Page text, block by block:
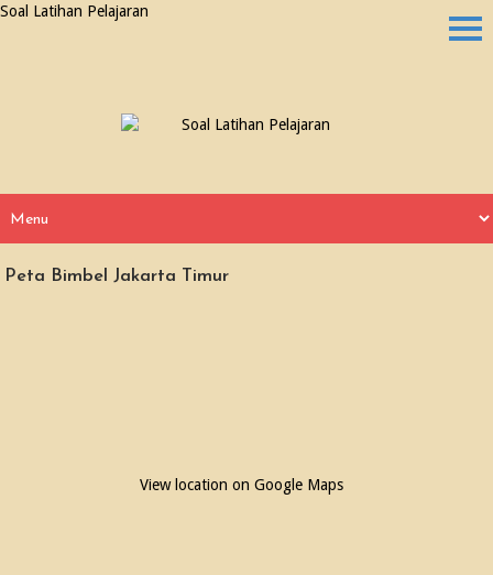
Soal Latihan Pelajaran
Peta Bimbel Jakarta Timur
View location on Google Maps